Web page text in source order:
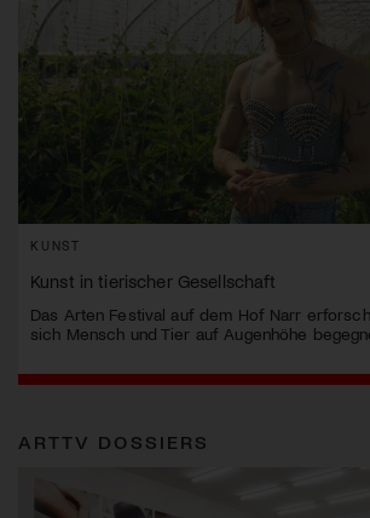
KUNST
Kunst in tierischer Gesellschaft
Das Arten Festival auf dem Hof Narr
sich Mensch und Tier auf Augenhöhe
ARTTV DOSSIERS